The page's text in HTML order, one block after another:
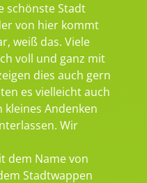
schönste Stadt
von hier kommt
weiß das. Viele
voll und ganz mit
dies auch gern
es vielleicht auch
Andenken
Wir
dem Name von
Stadtwappen